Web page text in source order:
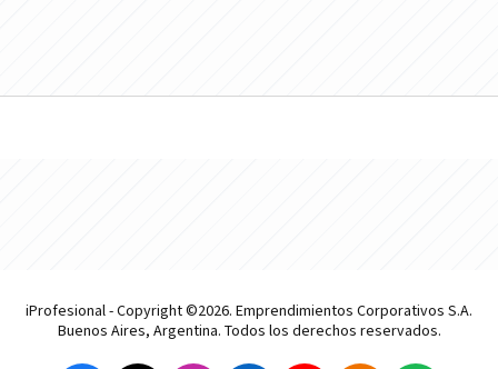
iProfesional - Copyright ©2026. Emprendimientos Corporativos S.A.
Buenos Aires, Argentina. Todos los derechos reservados.